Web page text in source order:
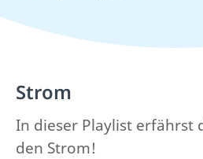
Strom
In dieser Playlist erfährst
den Strom!